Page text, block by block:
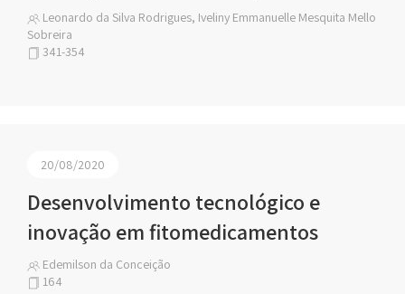
Leonardo da Silva Rodrigues, Iveliny Emmanuelle Mesquita Mello
Sobreira
341-354
20/08/2020
Desenvolvimento tecnológico e
inovação em fitomedicamentos
Edemilson da Conceição
164